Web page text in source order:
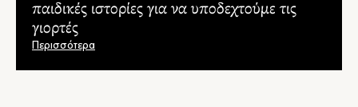
παιδικές ιστορίες για να υποδεχτούμε τις
γιορτές
Περισσότερα